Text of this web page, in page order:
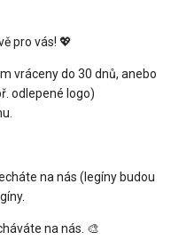
pro vás! 💖
vráceny do 30 dnů, anebo
odlepené logo)
na nás (legíny budou
na nás. 🎨